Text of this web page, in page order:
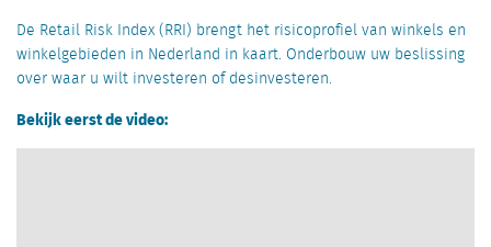
De Retail Risk Index (RRI) brengt het risicoprofiel van winkels en
winkelgebieden in Nederland in kaart. Onderbouw uw beslissing
over waar u wilt investeren of desinvesteren.
Bekijk eerst de video: